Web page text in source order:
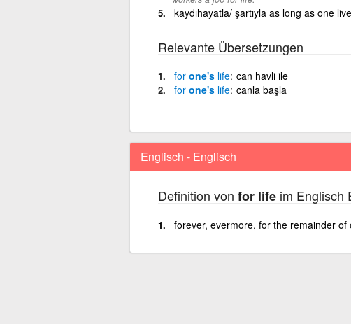
kaydıhayatla/ şartıyla as long as one
Relevante Übersetzungen
forone's life can havli ile
forone's life canla başla
Englisch - Englisch
Definition von for lifeim Englisch
forever, evermore, for the remainder of